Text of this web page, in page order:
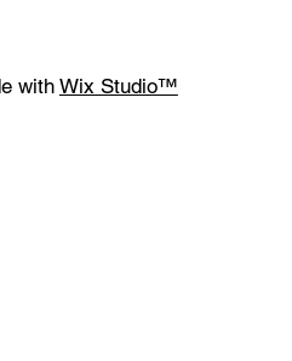
with Wix Studio™